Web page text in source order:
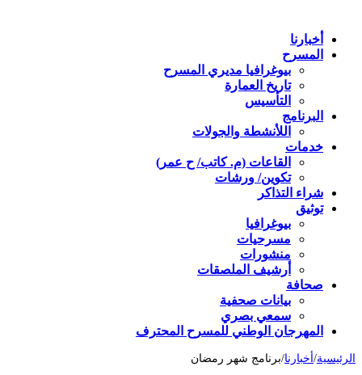
أخبارنا
المسرح
بيوغرافيا مديري المسرح
تاريخ العمارة
التأسيس
البرنامج
اللأنشطة والجولات
خدمات
القاعات (م. كاتب/ ح عمر)
تكوين/ ورشات
شراء التذاكر
توثيق
بيوغرافيا
مسرحيات
منشورات
أرشيف الملصقات
صحافة
بيانات صحفية
سمعي بصري
المهرجان الوطني للمسرح المحترف
الرئيسية/ أخبارنا/برنامج شهر رمضان